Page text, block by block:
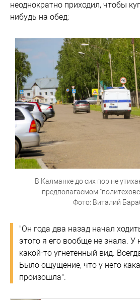
неоднократно приходил, чтобы
нибудь на обед:
В Калманке до сих пор не
предполагаемом
Фото: Виталий
"Он года два назад начал
этого я его вообще не знала. У
какой-то угнетенный вид.
Было ощущение, что у него
произошла".